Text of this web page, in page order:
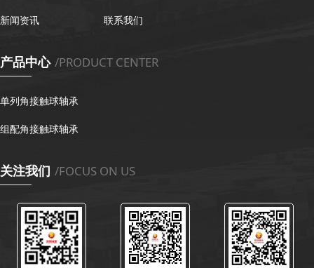
新闻资讯 联系我们
产品中心 /PRODUCT CENTER
单列角接触球轴承
组配角接触球轴承
关注我们 /FOCUS ON US